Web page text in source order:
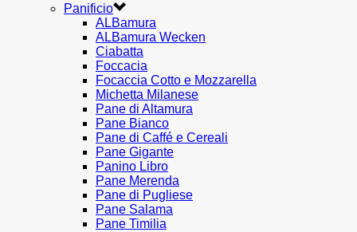
Panificio
ALBamura
ALBamura Wecken
Ciabatta
Foccacia
Focaccia Cotto e Mozzarella
Michetta Milanese
Pane di Altamura
Pane Bianco
Pane di Caffé e Cereali
Pane Gigante
Panino Libro
Pane Merenda
Pane di Pugliese
Pane Salama
Pane Timilia